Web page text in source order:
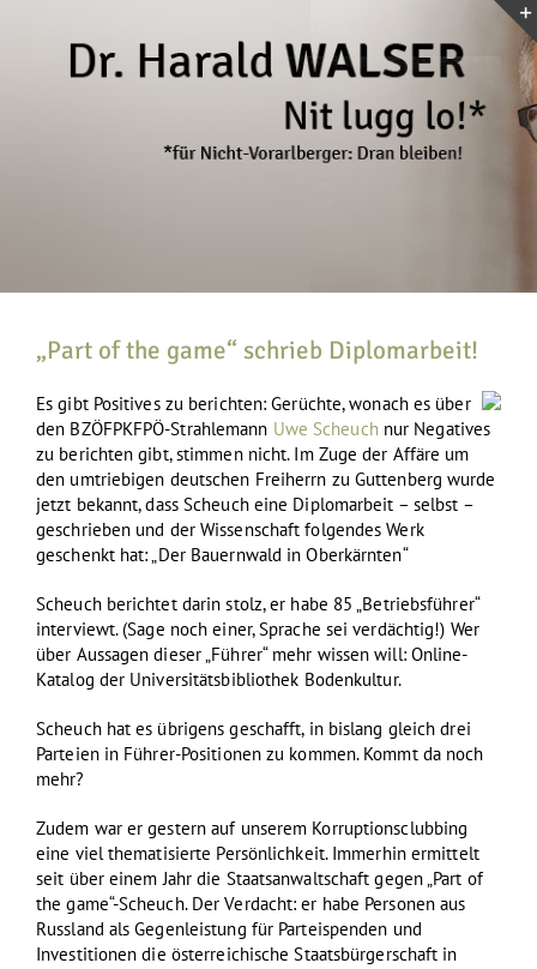
„Part of the game“ schrieb Diplomarbeit!
Es gibt Positives zu berichten: Gerüchte, wonach es über
den BZÖFPKFPÖ-Strahlemann Uwe Scheuchnur Negatives
zu berichten gibt, stimmen nicht. Im Zuge der Affäre um
den umtriebigen deutschen Freiherrn zu Guttenberg wurde
jetzt bekannt, dass Scheuch eine Diplomarbeit – selbst –
geschrieben und der Wissenschaft folgendes Werk
geschenkt hat: „Der Bauernwald in Oberkärnten“
Scheuch berichtet darin stolz, er habe 85 „Betriebsführer“
interviewt. (Sage noch einer, Sprache sei verdächtig!) Wer
über Aussagen dieser „Führer“ mehr wissen will: Online-
Katalog der Universitätsbibliothek Bodenkultur.
Scheuch hat es übrigens geschafft, in bislang gleich drei
Parteien in Führer-Positionen zu kommen. Kommt da noch
mehr?
Zudem war er gestern auf unserem Korruptionsclubbing
eine viel thematisierte Persönlichkeit. Immerhin ermittelt
seit über einem Jahr die Staatsanwaltschaft gegen „Part of
the game“-Scheuch. Der Verdacht: er habe Personen aus
Russland als Gegenleistung für Parteispenden und
Investitionen die österreichische Staatsbürgerschaft in